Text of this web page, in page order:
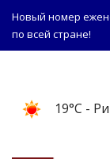
Новый номер
по всей стране!
19°C -